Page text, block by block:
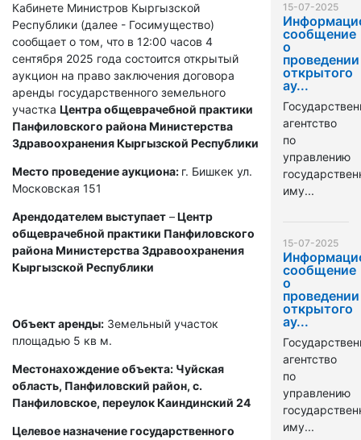
Кабинете Министров Кыргызской
Республики (далее - Госимущество)
сообщает о том, что в 12:00 часов 4
сентября 2025 года состоится открытый
аукцион на право заключения договора
аренды государственного земельного
участка Центра общеврачебной практики
Панфиловского района Министерства
Здравоохранения Кыргызской Республики
Место проведение аукциона: г. Бишкек ул.
Московская 151
Арендодателем выступает –Центр
общеврачебной практики Панфиловского
района Министерства Здравоохранения
Кыргызской Республики
Объект аренды: Земельный участок
площадью 5 кв м.
Местонахождение объекта: Чуйская
область, Панфиловский район, с.
Панфиловское, переулок Каиндинский 24
Целевое назначение государственного
15-07-2025
сообщение
о
проведении
открытого
ау...
агентство
по
управлению
иму...
15-07-2025
сообщение
о
проведении
открытого
ау...
агентство
по
управлению
иму...